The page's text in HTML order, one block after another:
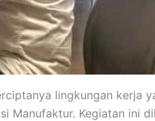
lingkungan kerja
Manufaktur. Kegiatan ini